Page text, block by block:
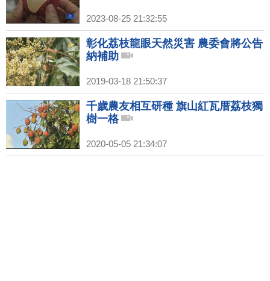
2023-08-25 21:32:55
彰化荔枝龍眼天然災害 農委會將公告
納補助
2019-03-18 21:50:37
千歲農友相互研種 旗山紅瓦厝荔枝獨
樹一格
2020-05-05 21:34:07